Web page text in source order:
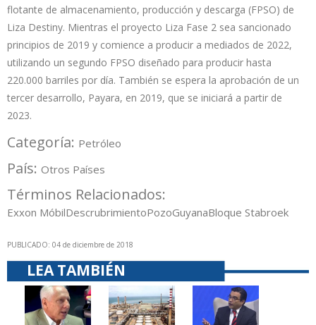
flotante de almacenamiento, producción y descarga (FPSO) de
Liza Destiny. Mientras el proyecto Liza Fase 2 sea sancionado
principios de 2019 y comience a producir a mediados de 2022,
utilizando un segundo FPSO diseñado para producir hasta
220.000 barriles por día. También se espera la aprobación de un
tercer desarrollo, Payara, en 2019, que se iniciará a partir de
2023.
Categoría: Petróleo
País: Otros Países
Términos Relacionados:
Exxon MóbilDescrubrimientoPozoGuyanaBloque Stabroek
PUBLICADO: 04 de diciembre de 2018
LEA TAMBIÉN